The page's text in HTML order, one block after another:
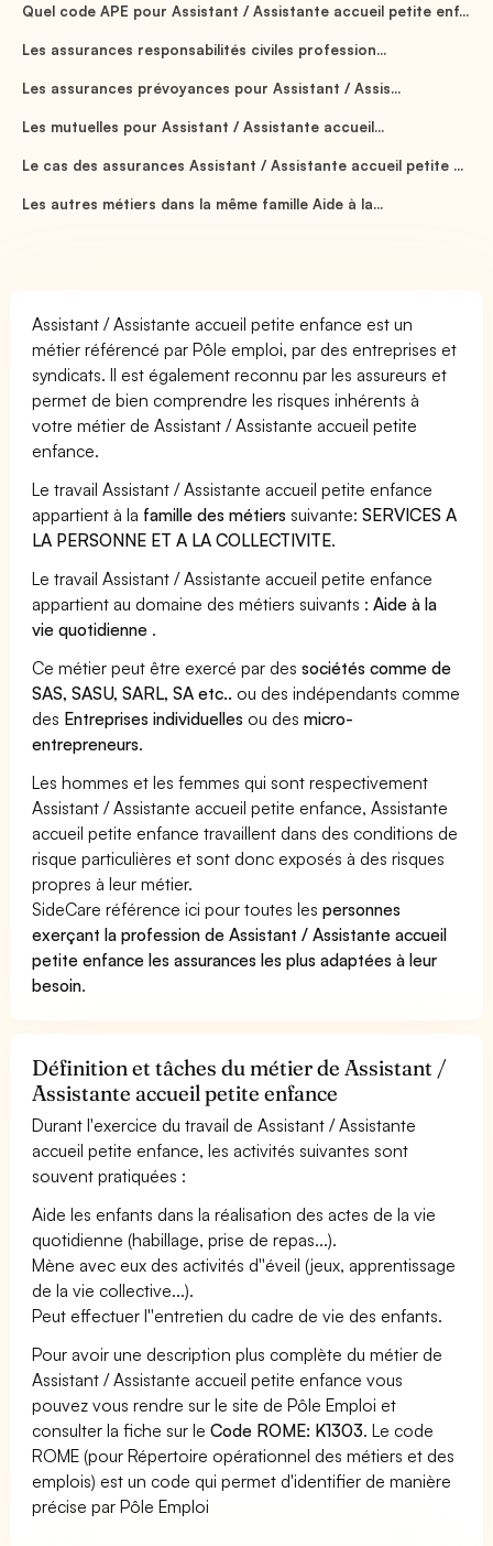
Quel code APE pour Assistant / Assistante accueil petite enf...
Les assurances responsabilités civiles profession...
Les assurances prévoyances pour Assistant / Assis...
Les mutuelles pour Assistant / Assistante accueil...
Le cas des assurances Assistant / Assistante accueil petite ...
Les autres métiers dans la même famille Aide à la...
Assistant / Assistante accueil petite enfance est un
métier référencé par Pôle emploi, par des entreprises et
syndicats. Il est également reconnu par les assureurs et
permet de bien comprendre les risques inhérents à
votre métier de Assistant / Assistante accueil petite
enfance.
Le travail Assistant / Assistante accueil petite enfance
appartient à la famille des métiers suivante:SERVICES A
LA PERSONNE ET A LA COLLECTIVITE.
Le travail Assistant / Assistante accueil petite enfance
appartient au domaine des métiers suivants :Aide à la
vie quotidienne .
Ce métier peut être exercé par dessociétés comme de
SAS, SASU, SARL, SA etc.. ou des indépendants comme
des Entreprises individuelles ou desmicro-
entrepreneurs.
Les hommes et les femmes qui sont respectivement
Assistant / Assistante accueil petite enfance, Assistante
accueil petite enfance travaillent dans des conditions de
risque particulières et sont donc exposés à des risques
propres à leur métier.
SideCare référence ici pour toutes lespersonnes
exerçant la profession de Assistant / Assistante accueil
petite enfance les assurances les plus adaptées à leur
besoin.
Définition et tâches du métier de Assistant /
Assistante accueil petite enfance
Durant l'exercice du travail de Assistant / Assistante
accueil petite enfance, les activités suivantes sont
souvent pratiquées :
Aide les enfants dans la réalisation des actes de la vie
quotidienne (habillage, prise de repas...).
Mène avec eux des activités d''éveil (jeux, apprentissage
de la vie collective...).
Peut effectuer l''entretien du cadre de vie des enfants.
Pour avoir une description plus complète du métier de
Assistant / Assistante accueil petite enfance vous
pouvez vous rendre sur le site de Pôle Emploi et
consulter la fiche sur leCode ROME: K1303. Le code
ROME (pour Répertoire opérationnel des métiers et des
emplois) est un code qui permet d'identifier de manière
précise par Pôle Emploi